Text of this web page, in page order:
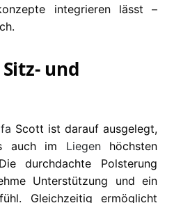
integrieren lässt –
und
Scott ist darauf ausgelegt,
auch im Liegenhöchsten
durchdachte Polsterung
Unterstützung und ein
Gleichzeitig ermöglicht